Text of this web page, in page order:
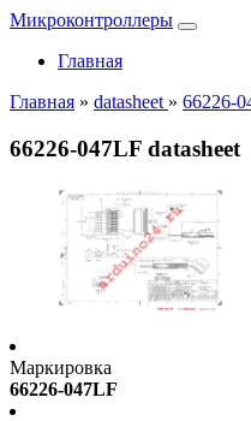
Микроконтроллеры
Главная
Главная » datasheet » 66226-
66226-047LF datasheet
Маркировка
66226-047LF